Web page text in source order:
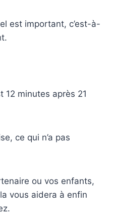
est important, c’est-à-
12 minutes après 21
ce qui n’a pas
ou vos enfants,
vous aidera à enfin